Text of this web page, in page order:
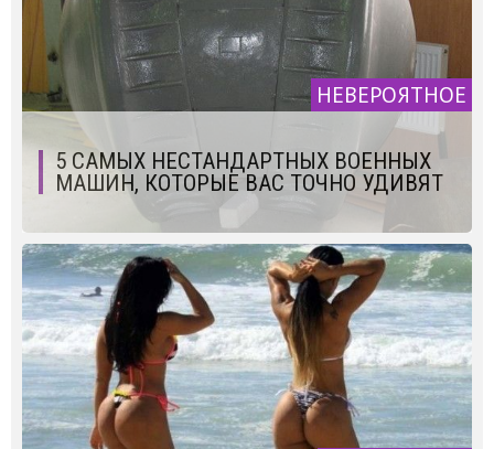
НЕВЕРОЯТНОЕ
5 САМЫХ НЕСТАНДАРТНЫХ ВОЕННЫХ
МАШИН, КОТОРЫЕ ВАС ТОЧНО УДИВЯТ